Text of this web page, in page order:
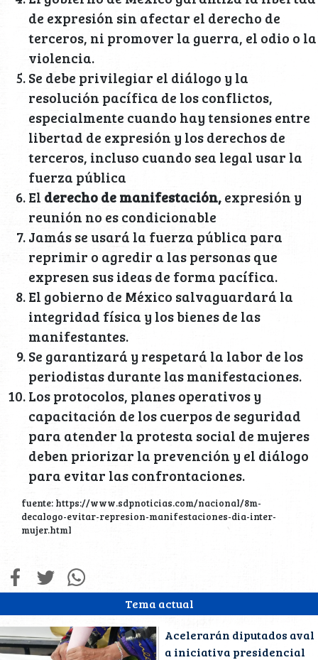
Tema actual
Acelerarán diputados aval
a iniciativa presidencial
de expresión sin afectar el derecho de
terceros, ni promover la guerra, el odio o la
violencia.
Se debe privilegiar el diálogo y la
resolución pacífica de los conflictos,
especialmente cuando hay tensiones entre
libertad de expresión y los derechos de
terceros, incluso cuando sea legal usar la
fuerza pública
El derecho de manifestación,expresión y
reunión no es condicionable
Jamás se usará la fuerza pública para
reprimir o agredir a las personas que
expresen sus ideas de forma pacífica.
El gobierno de México salvaguardará la
integridad física y los bienes de las
manifestantes.
Se garantizará y respetará la labor de los
periodistas durante las manifestaciones.
Los protocolos, planes operativos y
capacitación de los cuerpos de seguridad
para atender la protesta social de mujeres
deben priorizar la prevención y el diálogo
para evitar las confrontaciones.
fuente: https://www.sdpnoticias.com/nacional/8m-
decalogo-evitar-represion-manifestaciones-dia-inter-
mujer.html